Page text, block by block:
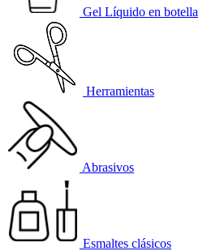
Gel Líquido en botella
Herramientas
Abrasivos
Esmaltes clásicos